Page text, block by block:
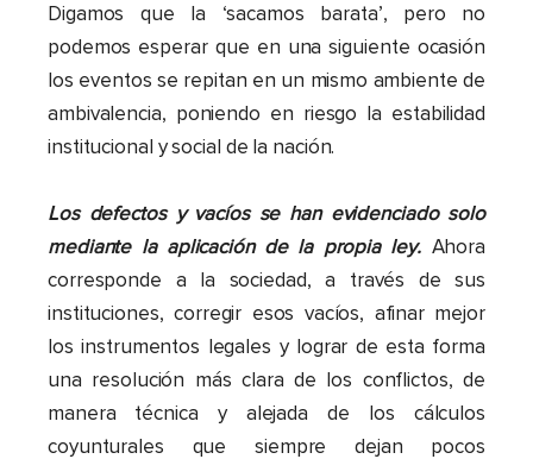
Digamos que la ‘sacamos barata’, pero no
podemos esperar que en una siguiente ocasión
los eventos se repitan en un mismo ambiente de
ambivalencia, poniendo en riesgo la estabilidad
institucional y social de la nación.
Los defectos y vacíos se han evidenciado solo
mediante la aplicación de la propia ley. Ahora
corresponde a la sociedad, a través de sus
instituciones, corregir esos vacíos, afinar mejor
los instrumentos legales y lograr de esta forma
una resolución más clara de los conflictos, de
manera técnica y alejada de los cálculos
coyunturales que siempre dejan pocos